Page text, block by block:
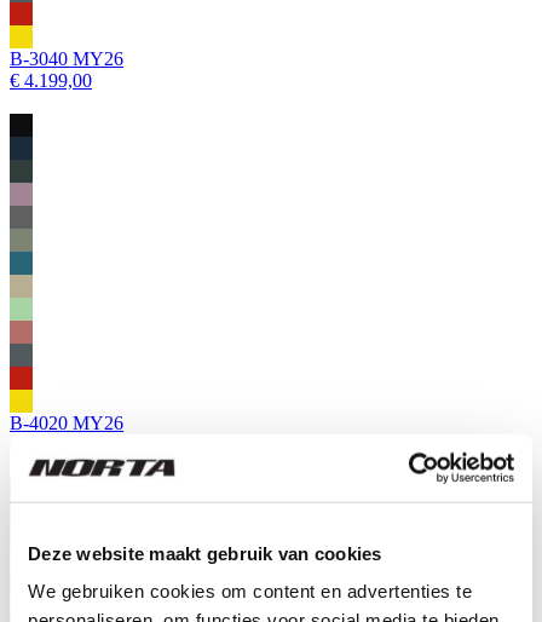
Deze website maakt gebruik van cookies
We gebruiken cookies om content en advertenties te
B-3040 MY26
€ 4.199,00
B-4020 MY26